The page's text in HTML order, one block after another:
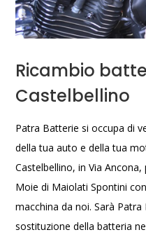
Ricambio
Castelbellino
Patra Batterie si occupa di
della tua auto e della tua
Castelbellino, in Via
Moie di Maiolati Spontini
macchina da noi. Sarà
sostituzione della batteria